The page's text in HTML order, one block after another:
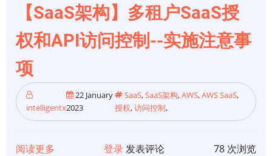
问
控
制-
最
实
【SaaS架构】多租户SaaS授
权和API访问控制--实施注意事
项
intelligentx
22 January
2023
SaaS,SaaS架构,AWS,AWS SaaS,
授权,访问控制,
阅读更多 登录发表评论 78 次浏览